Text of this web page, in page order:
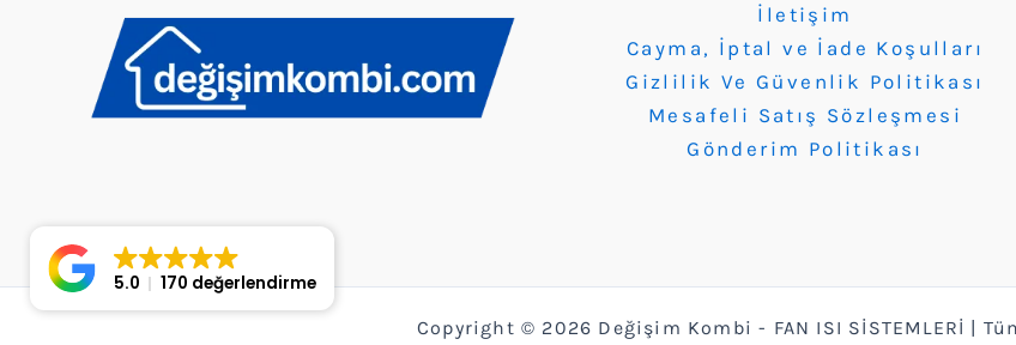
İletişim
Cayma, İptal ve İade Koşulları
Gizlilik Ve Güvenlik Politikası
Mesafeli Satış Sözleşmesi
Gönderim Politikası
Copyright © 2026 Değişim Kombi - FAN ISI SİSTEMLERİ |
5.0 170 değerlendirme